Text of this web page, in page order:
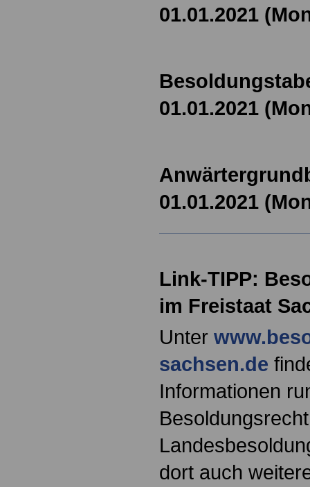
01.01.2021
01.01.2021
01.01.2021
Link-TIPP:
im Freistaat
Unter
sachsen.de
Informationen
dort auch